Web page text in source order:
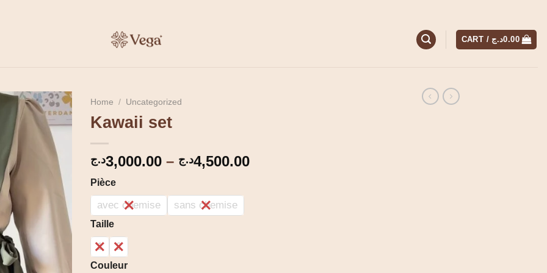
CART / 0.00د.ج
Home / Uncategorized
Kawaii set
3,000.00د.ج – 4,500.00د.ج
Price
Pièce
avec chemise sans chemise
Taille
1 2
Couleur